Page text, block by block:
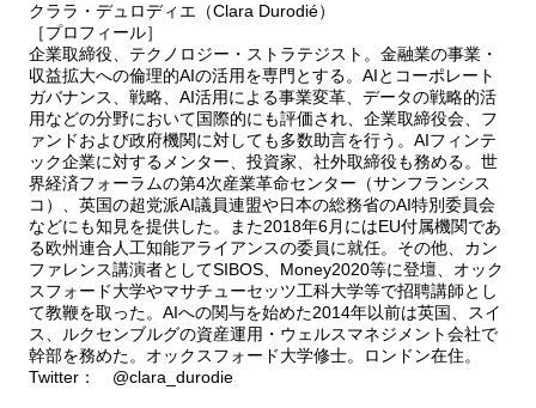
説明責任
AIの安全性
バイアス：データは忘れない
プライバシー
アイデンティティ，認証とAI
情報戦争
独占禁止法と競争法
AIの経済的影響
規制，原理原則とガイドライン
企業のAI倫理委員会
ノーモア・ブラックボックス：説明可能なAI
アルゴリズム間の共謀
協調的なAIガバナンスの地政学
欧州委員会のAI包括規制案
AIリスクの管理
クララ・デュロディエ（Clara Durodié）
［プロフィール］
企業取締役、テクノロジー・ストラテジスト。金融業の事業・
収益拡大への倫理的AIの活用を専門とする。AIとコーポレート
ガバナンス、戦略、AI活用による事業変革、データの戦略的活
用などの分野において国際的にも評価され、企業取締役会、フ
ァンドおよび政府機関に対しても多数助言を行う。AIフィンテ
ック企業に対するメンター、投資家、社外取締役も務める。世
界経済フォーラムの第4次産業革命センター（サンフランシス
コ）、英国の超党派AI議員連盟や日本の総務省のAI特別委員会
などにも知見を提供した。また2018年6月にはEU付属機関であ
る欧州連合人工知能アライアンスの委員に就任。その他、カン
ファレンス講演者としてSIBOS、Money2020等に登壇、オック
スフォード大学やマサチューセッツ工科大学等で招聘講師とし
て教鞭を取った。AIへの関与を始めた2014年以前は英国、スイ
ス、ルクセンブルグの資産運用・ウェルスマネジメント会社で
幹部を務めた。オックスフォード大学修士。ロンドン在住。
Twitter： @clara_durodie